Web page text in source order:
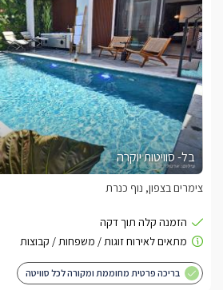
בל- סוויטות יוקרה
צימרים בצפון, נוף כנרת
בריכה פרטית מחוממת ומקורה לכל סוויטה